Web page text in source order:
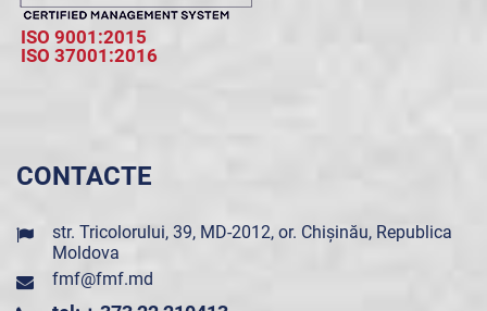
ISO 9001:2015
ISO 37001:2016
CONTACTE
str. Tricolorului, 39, MD-2012, or. Chișinău, Republica
Moldova
fmf@fmf.md